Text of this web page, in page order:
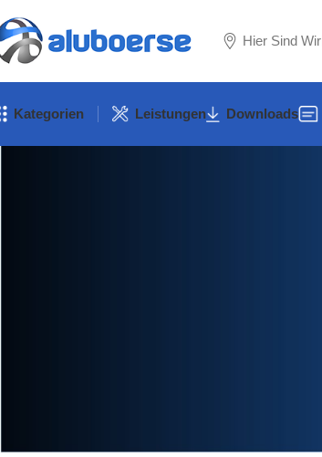
Hier Sind Wir
Kategorien Leistungen Downloads